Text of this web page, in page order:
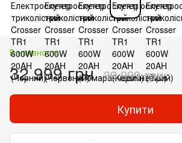
В наявності
32 999 грн 39 999 грн
Купити